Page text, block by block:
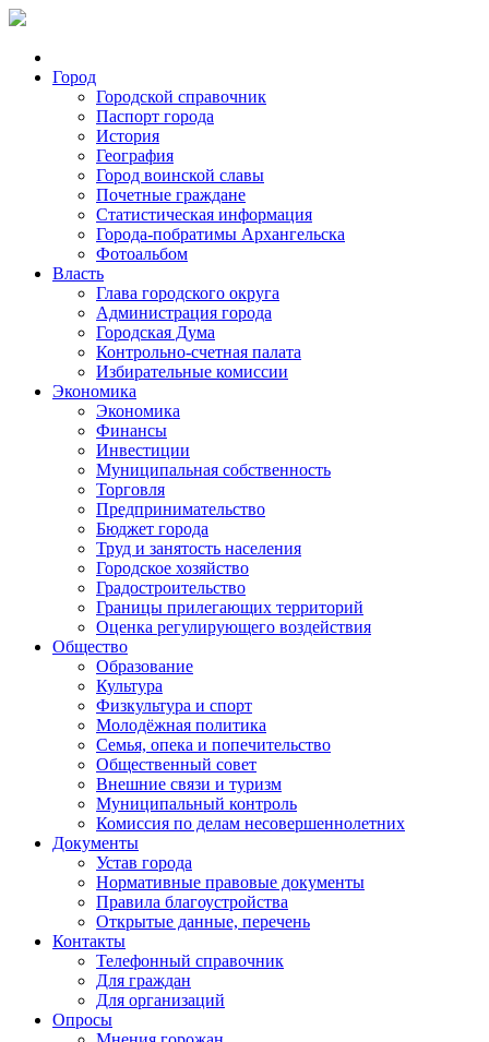
Город
Городской справочник
Паспорт города
История
География
Город воинской славы
Почетные граждане
Статистическая информация
Города-побратимы Архангельска
Фотоальбом
Власть
Глава городского округа
Администрация города
Городская Дума
Контрольно-счетная палата
Избирательные комиссии
Экономика
Экономика
Финансы
Инвестиции
Муниципальная собственность
Торговля
Предпринимательство
Бюджет города
Труд и занятость населения
Городское хозяйство
Градостроительство
Границы прилегающих территорий
Оценка регулирующего воздействия
Общество
Образование
Культура
Физкультура и спорт
Молодёжная политика
Семья, опека и попечительство
Общественный совет
Внешние связи и туризм
Муниципальный контроль
Комиссия по делам несовершеннолетних
Документы
Устав города
Нормативные правовые документы
Правила благоустройства
Открытые данные, перечень
Контакты
Телефонный справочник
Для граждан
Для организаций
Опросы